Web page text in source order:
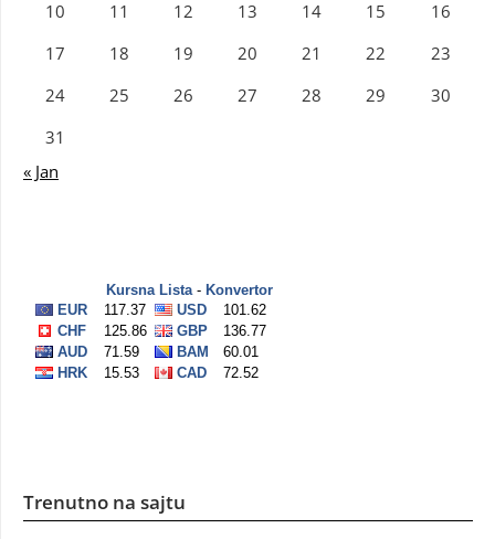
10
11 12 13 14 15
16
17
18 19 20 21 22
23
24
25 26 27 28 29
30
31
« Jan
Trenutno na sajtu